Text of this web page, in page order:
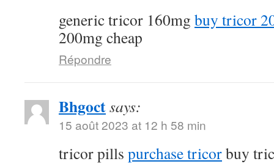
generic tricor 160mg buy tricor
200mg cheap
Répondre
Bhgoctsays:
15 août 2023 at 12 h 58 min
tricor pills purchase tricorbuy